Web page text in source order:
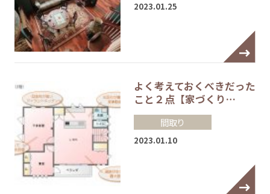
2023.01.25
よく考えておくべきだった
こと２点【家づくり…
間取り
2023.01.10